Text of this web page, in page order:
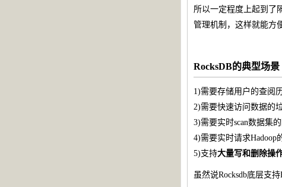
所以一定程度上起到了
管理机制，这样就能方
RocksDB的典型场景
1)需要存储用户的查阅
2)需要快速访问数据的
3)需要实时scan数据集
4)需要实时请求Hadoop
5)支持大量写和删除操
虽然说Rocksdb底层支